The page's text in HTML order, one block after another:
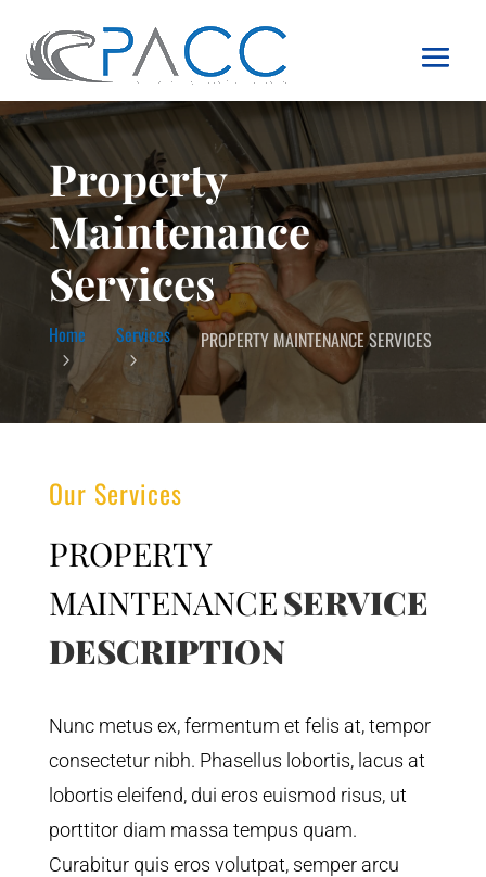
Property
Maintenance
Services
Home Services PROPERTY MAINTENANCE SERVICES
Our Services
PROPERTY
MAINTENANCESERVICE
DESCRIPTION
Nunc metus ex, fermentum et felis at, tempor
consectetur nibh. Phasellus lobortis, lacus at
lobortis eleifend, dui eros euismod risus, ut
porttitor diam massa tempus quam.
Curabitur quis eros volutpat, semper arcu